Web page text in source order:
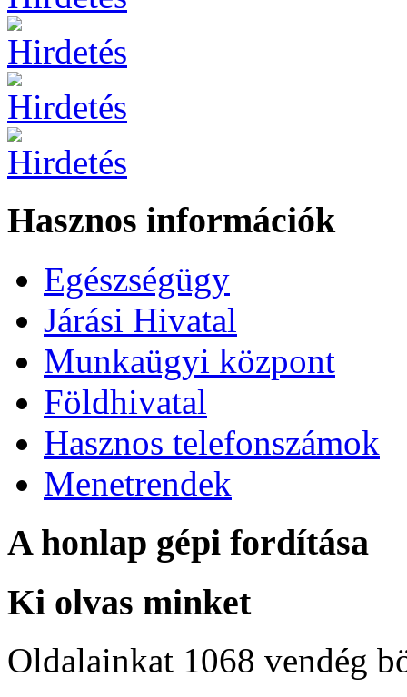
Hasznos információk
Egészségügy
Járási Hivatal
Munkaügyi központ
Földhivatal
Hasznos telefonszámok
Menetrendek
A honlap gépi fordítása
Ki olvas minket
Oldalainkat 1068 vendég